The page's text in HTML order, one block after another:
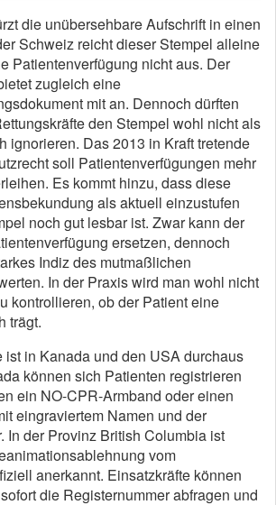
die unübersehbare Aufschrift in einen
Schweiz reicht dieser Stempel alleine
Patientenverfügung nicht aus. Der
zugleich eine
mit an. Dennoch dürften
den Stempel wohl nicht als
ignorieren. Das 2013 in Kraft tretende
soll Patientenverfügungen mehr
Es kommt hinzu, dass diese
als aktuell einzustufen
noch gut lesbar ist. Zwar kann der
ersetzen, dennoch
Indiz des mutmaßlichen
In der Praxis wird man wohl nicht
kontrollieren, ob der Patient eine
trägt.
ist in Kanada und den USA durchaus
können sich Patienten registrieren
ein NO-CPR-Armband oder einen
eingraviertem Namen und der
In der Provinz British Columbia ist
vom
anerkannt. Einsatzkräfte können
die Registernummer abfragen und